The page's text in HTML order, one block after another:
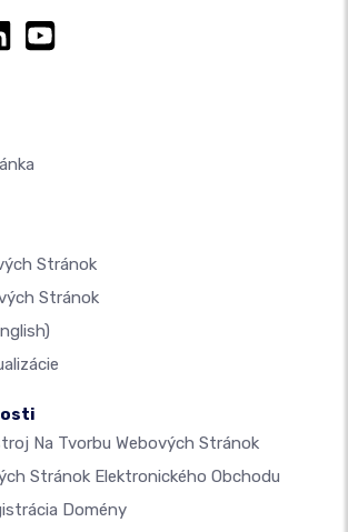
Stránok
Stránok
Na Tvorbu Webových Stránok
Stránok Elektronického Obchodu
Domény